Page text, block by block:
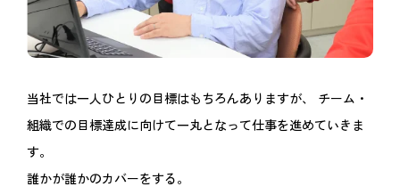
当社では一人ひとりの目標はもちろんありますが、
チーム・
組織での目標達成に向けて一丸となって仕事を進めていきま
す。
誰かが誰かのカバーをする。